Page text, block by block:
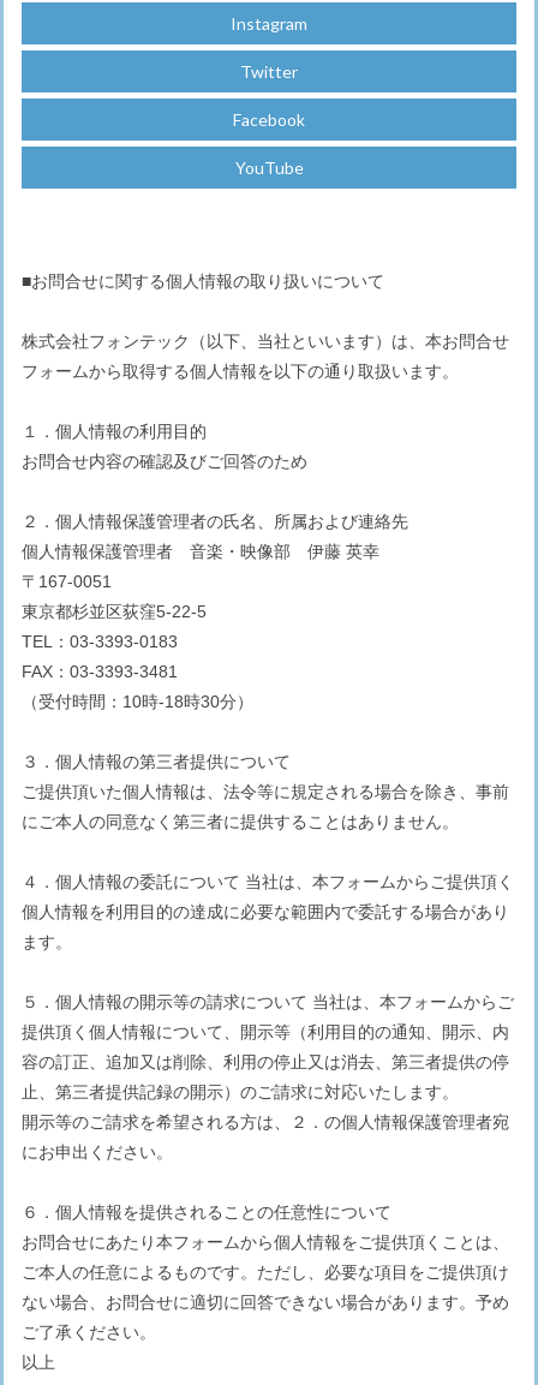
Instagram
Twitter
Facebook
YouTube
■お問合せに関する個人情報の取り扱いについて
株式会社フォンテック（以下、当社といいます）は、本お問合せ
フォームから取得する個人情報を以下の通り取扱います。
１．個人情報の利用目的
お問合せ内容の確認及びご回答のため
２．個人情報保護管理者の氏名、所属および連絡先
個人情報保護管理者 音楽・映像部 伊藤 英幸
〒167-0051
東京都杉並区荻窪5-22-5
TEL：03-3393-0183
FAX：03-3393-3481
（受付時間：10時-18時30分）
３．個人情報の第三者提供について
ご提供頂いた個人情報は、法令等に規定される場合を除き、事前
にご本人の同意なく第三者に提供することはありません。
４．個人情報の委託について 当社は、本フォームからご提供頂く
個人情報を利用目的の達成に必要な範囲内で委託する場合があり
ます。
５．個人情報の開示等の請求について 当社は、本フォームからご
提供頂く個人情報について、開示等（利用目的の通知、開示、内
容の訂正、追加又は削除、利用の停止又は消去、第三者提供の停
止、第三者提供記録の開示）のご請求に対応いたします。
開示等のご請求を希望される方は、２．の個人情報保護管理者宛
にお申出ください。
６．個人情報を提供されることの任意性について
お問合せにあたり本フォームから個人情報をご提供頂くことは、
ご本人の任意によるものです。ただし、必要な項目をご提供頂け
ない場合、お問合せに適切に回答できない場合があります。予め
ご了承ください。
以上